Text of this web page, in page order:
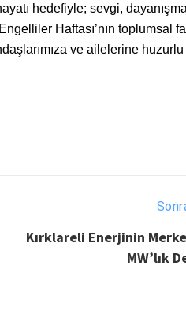
hedefiyle; sevgi,
Haftası’nın toplumsal
ve ailelerine
Kırklareli Enerjinin
MW’lık